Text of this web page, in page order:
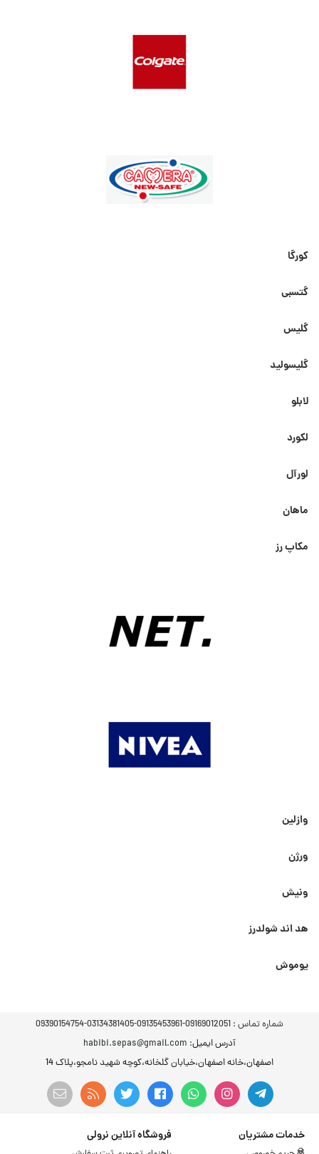
کورگا
گتسبی
گلیس
گلیسولید
لابلو
لکورد
لورآل
ماهان
مکاپ رز
وازلین
ورژن
ونیش
هد اند شولدرز
یوموش
شماره تماس : 09169012051-09135453961-03134381405-09390154754
آدرس ایمیل: habibi.sepas@gmail.com
اصفهان،خانه اصفهان،خیابان گلخانه،کوچه شهید نامجو،پلاک 14
خدمات مشتریان فروشگاه آنلاین نرولی